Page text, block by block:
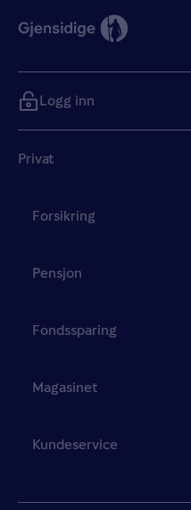
Privat
Forsikring
Pensjon
Fondssparing
Magasinet
Kundeservice
Logg inn